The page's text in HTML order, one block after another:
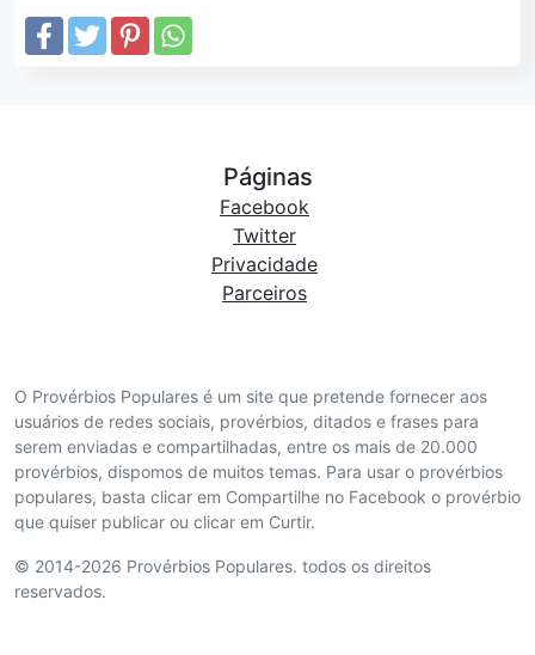
O Provérbios Populares é um site que pretende fornecer aos
usuários de redes sociais, provérbios, ditados e frases para
serem enviadas e compartilhadas, entre os mais de 20.000
provérbios, dispomos de muitos temas. Para usar o provérbios
populares, basta clicar em Compartilhe no Facebook o provérbio
que quiser publicar ou clicar em Curtir.
© 2014-2026 Provérbios Populares. todos os direitos
reservados.
Páginas
Facebook
Twitter
Privacidade
Parceiros